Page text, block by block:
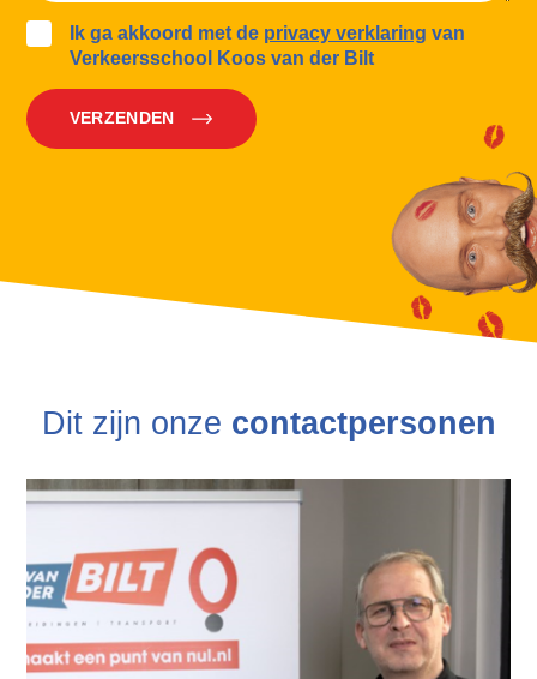
Ik ga akkoord met de privacy verklaring van
Verkeersschool Koos van der Bilt
VERZENDEN
Dit zijn onze contactpersonen